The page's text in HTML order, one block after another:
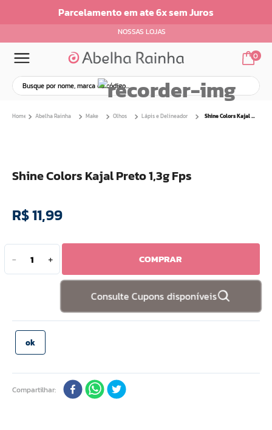
Parcelamento em ate 6x sem Juros
NOSSAS LOJAS
0
Abelha Rainha Make Olhos Lápis e Delineador Shine Colors Kajal Preto 1,3g Fps
Shine Colors Kajal Preto 1,3g Fps
R$11,99
＋
－ COMPRAR
Consulte Cupons disponíveis
Compartilhar